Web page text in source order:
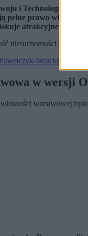
i Technologii
pełne prawo
atrakcyjne grunty
nieruchomości jest
Woicka: Część
w wersji
warstwowej